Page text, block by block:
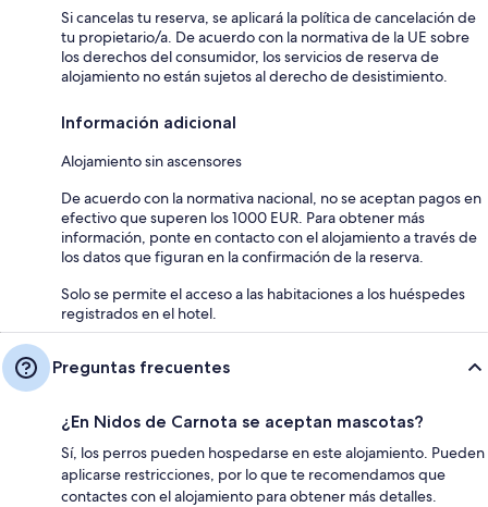
Si cancelas tu reserva, se aplicará la política de cancelación de
tu propietario/a. De acuerdo con la normativa de la UE sobre
los derechos del consumidor, los servicios de reserva de
alojamiento no están sujetos al derecho de desistimiento.
Información adicional
Alojamiento sin ascensores
De acuerdo con la normativa nacional, no se aceptan pagos en
efectivo que superen los 1000 EUR. Para obtener más
información, ponte en contacto con el alojamiento a través de
los datos que figuran en la confirmación de la reserva.
Solo se permite el acceso a las habitaciones a los huéspedes
registrados en el hotel.
Preguntas frecuentes
¿En Nidos de Carnota se aceptan mascotas?
Sí, los perros pueden hospedarse en este alojamiento. Pueden
aplicarse restricciones, por lo que te recomendamos que
contactes con el alojamiento para obtener más detalles.